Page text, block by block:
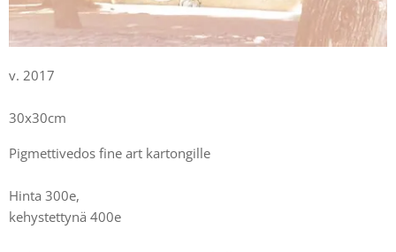
v. 2017
30x30cm
Pigmettivedos fine art kartongille
Hinta 300e,
kehystettynä 400e